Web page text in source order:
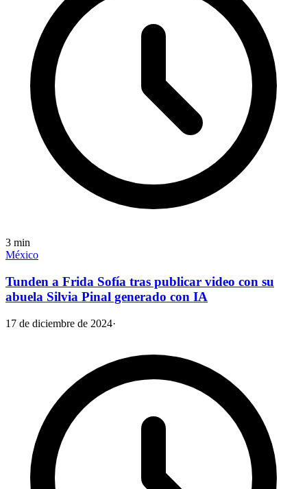
3 min
México
Tunden a Frida Sofía tras publicar video con su
abuela Silvia Pinal generado con IA
17 de diciembre de 2024·